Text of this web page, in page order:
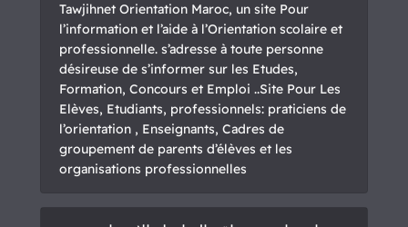
Tawjihnet Orientation Maroc, un site Pour
l’information et l’aide à l’Orientation scolaire et
professionnelle. s’adresse à toute personne
désireuse de s’informer sur les Etudes,
Formation, Concours et Emploi ..Site Pour Les
Elèves, Etudiants, professionnels: praticiens de
l’orientation , Enseignants, Cadres de
groupement de parents d’élèves et les
organisations professionnelles